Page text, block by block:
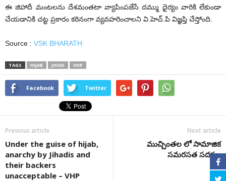
ఈ జిహాదీ మంటలను దేశమంతటా వ్యాపింపజేసే దమ్ము ధైర్యం వారికి లేకుండా
చేయడానికి చట్ట ప్రకారం కఠినంగా వ్యవహరించాలని వి.హెచ్‌.పి విజ్ఞప్తి చేస్తోంది.
Source : VSK BHARATH
TAGS HIJAB JIHAD VHP
Facebook Twitter
Previous article
Under the guise of hijab,
anarchy by Jihadis and
their backers
unacceptable – VHP
Next article
ముచ్చింత‌ల లో సామాజిక
స‌మ‌ర‌స‌త స‌ద‌స్సు